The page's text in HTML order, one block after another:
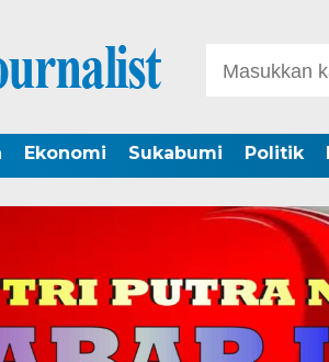
Ekonomi Sukabumi Politik